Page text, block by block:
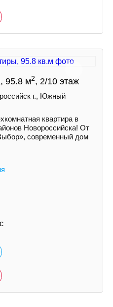
95.8 м2, 2/10 этаж
г., Южный
квартира в
Новороссийска! От
современный дом